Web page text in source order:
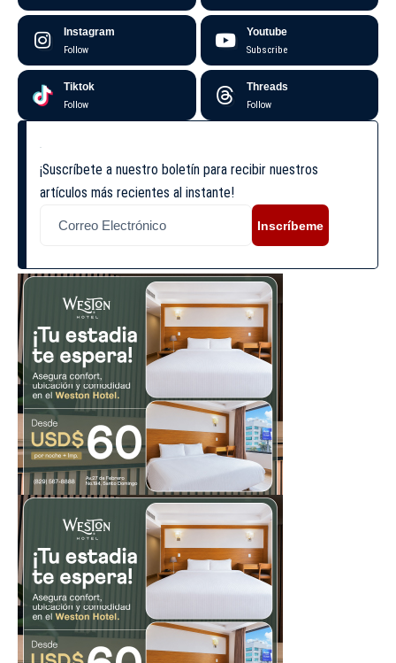
Instagram
Follow
Youtube
Subscribe
Tiktok
Follow
Threads
Follow
¡Suscríbete a nuestro boletín para recibir nuestros
artículos más recientes al instante!
Inscríbeme